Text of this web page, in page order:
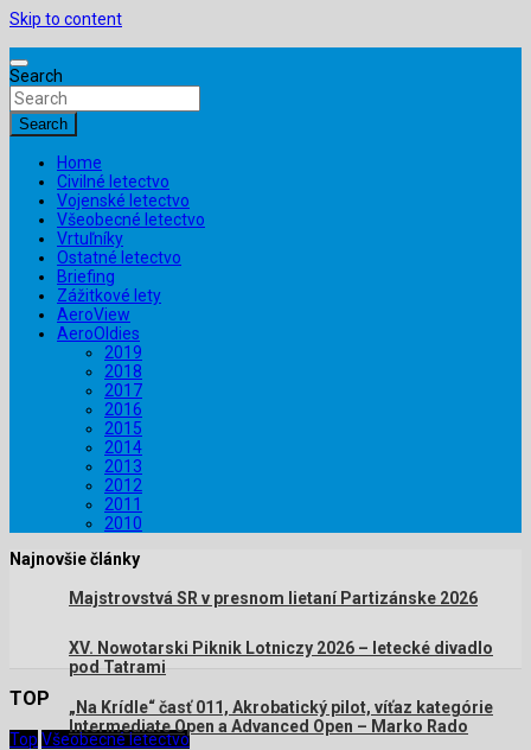
Skip to content
Search
Search
Home
Civilné letectvo
Vojenské letectvo
Všeobecné letectvo
Vrtuľníky
Ostatné letectvo
Briefing
Zážitkové lety
AeroView
AeroOldies
2019
2018
2017
2016
2015
2014
2013
2012
2011
2010
Najnovšie články
Majstrovstvá SR v presnom lietaní Partizánske 2026
XV. Nowotarski Piknik Lotniczy 2026 – letecké divadlo
pod Tatrami
„Na Krídle“ časť 011, Akrobatický pilot, víťaz kategórie
Intermediate Open a Advanced Open – Marko Rado
TOP
Top Všeobecné letectvo